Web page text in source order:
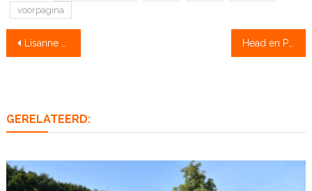
voorpagina
Bericht
Lisanne Brandsma: “Ik heb lang gedacht dat ik tweede zou worden” Head en Paulis sportploeg van het jaar!
GERELATEERD: